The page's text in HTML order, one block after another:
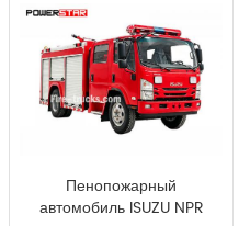
ไทย
Indonesia
မြန်မာ
Пенопожарный
автомобиль ISUZU NPR